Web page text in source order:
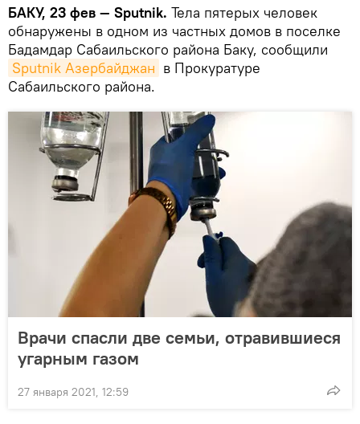
БАКУ, 23 фев — Sputnik. Тела пятерых человек
обнаружены в одном из частных домов в поселке
Бадамдар Сабаильского района Баку, сообщили
Sputnik Азербайджан в Прокуратуре
Сабаильского района.
Врачи спасли две семьи, отравившиеся
угарным газом
27 января 2021, 12:59